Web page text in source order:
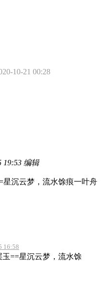
10-21 00:28
19:53 编辑
星沉云梦，流水馀痕一叶舟
16:58
==星沉云梦，流水馀